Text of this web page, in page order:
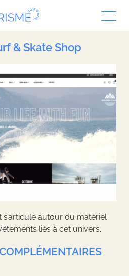
& Skate Shop
s’articule autour du matériel
liés à cet univers.